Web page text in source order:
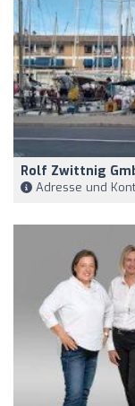
Rolf Zwittnig
Adresse und